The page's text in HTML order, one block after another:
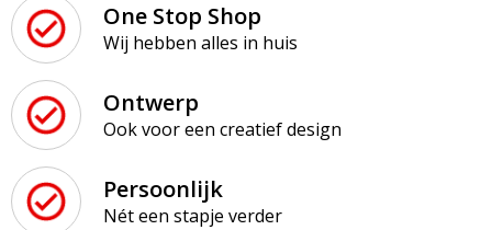
One Stop Shop
Wij hebben alles in huis
Ontwerp
Ook voor een creatief design
Persoonlijk
Nét een stapje verder